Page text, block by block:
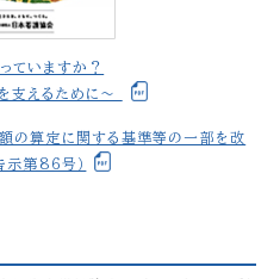
ていますか？
支えるために〜
の算定に関する基準等の一部を改
示第86号）